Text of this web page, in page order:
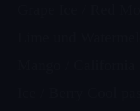
Grape Ice / Red
Lime und
Mango /
Ice / Berry Cool